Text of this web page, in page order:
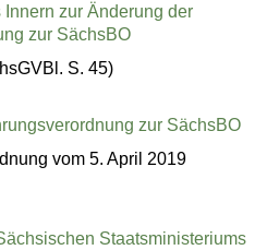
zur Änderung der
zur SächsBO
S. 45)
zur SächsBO
vom 5. April 2019
Staatsministeriums